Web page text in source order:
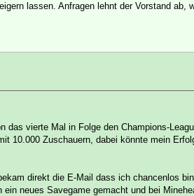
lassen. Anfragen lehnt der Vorstand ab,
vierte Mal in Folge den Champions-
10.000 Zuschauern, dabei könnte mein
direkt die E-Mail dass ich chancenlos
neues Savegame gemacht und bei